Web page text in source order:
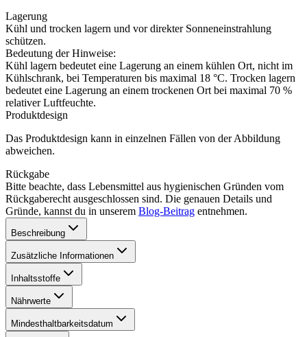
Lagerung
Kühl und trocken lagern und vor direkter Sonneneinstrahlung
schützen.
Bedeutung der Hinweise:
Kühl lagern bedeutet eine Lagerung an einem kühlen Ort, nicht im
Kühlschrank, bei Temperaturen bis maximal 18 °C. Trocken lagern
bedeutet eine Lagerung an einem trockenen Ort bei maximal 70 %
relativer Luftfeuchte.
Produktdesign
Das Produktdesign kann in einzelnen Fällen von der Abbildung
abweichen.
Rückgabe
Bitte beachte, dass Lebensmittel aus hygienischen Gründen vom
Rückgaberecht ausgeschlossen sind. Die genauen Details und
Gründe, kannst du in unserem Blog-Beitrag entnehmen.
Beschreibung
Zusätzliche Informationen
Inhaltsstoffe
Nährwerte
Mindesthaltbarkeitsdatum